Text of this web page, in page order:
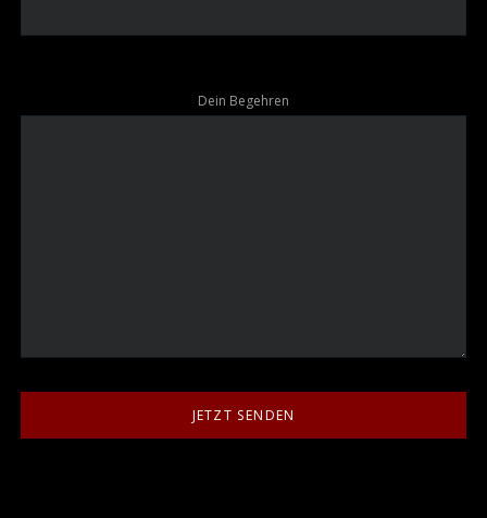
Dein Begehren
JETZT SENDEN